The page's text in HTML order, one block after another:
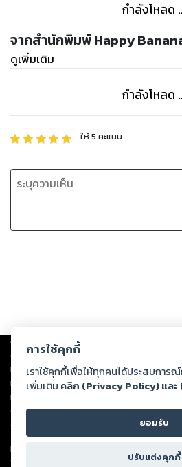
กำลังโหลด
จากสำนักพิมพ์ Happy
ดูเพิ่มเติม
กำลังโหลด
ให้5 คะแนน
Copyright © 2026
ต่อผลงานหรือเนื้อหาใดที่อัปโหลดผ่านเว็บไซต์แล
ทรัพย์สินทางปัญญาของบุคคลอื่นหรือขัดต่อกฎห
ทุกท่านโปรดใช้วิจารณญาณในการกลั่นกรองด้ว
หนึ่งส่วนใดขัดต่อกฎหมายและศีลธรรม กรุณาแจ้
ดำเนินการในทันที ทั้งนี้ ทางสตอรี่ล็อกขอสงว
ลิขสิทธิ์ พ.ศ. 2537 (ฉบับล่าสุด)
For support: member@ookbee.com
Version
การใช้คุกกี้
เราใช้คุกกี้เพื่อให้ทุกคนได้ประสบการ
เพิ่มเติม คลิก (Privacy Policy) แล
ยอมรับ
ปรับแต่งคุกกี้